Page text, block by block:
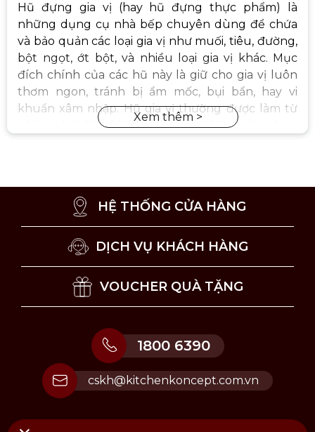
Hũ đựng gia vị (hay hũ đựng thực phẩm) là
những dụng cụ nhà bếp chuyên dùng để chứa
và bảo quản các loại gia vị như muối, tiêu, đường,
bột ngọt, ớt bột, và nhiều loại gia vị khác. Mục
đích chính của các hũ này là giữ cho gia vị luôn
thơm ngon, tránh bị ẩm mốc, bụi bẩn, hay vi
khuẩn xâm nhập. Hũ gia vị thường được làm từ
nhiều chất liệu khác nhau như thủy tinh, nhựa,
HỆ THỐNG CỬA HÀNG
DỊCH VỤ KHÁCH HÀNG
VOUCHER QUÀ TẶNG
1800 6390
cskh@kitchenkoncept.com.vn